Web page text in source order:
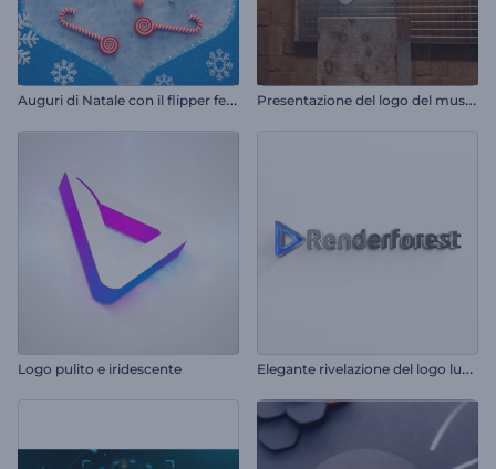
A
uguri di Natale con il flipper festivo P
resentazione del logo del museo d'arte
Logo pulito e iridescente E
legante rivelazione del logo lucido